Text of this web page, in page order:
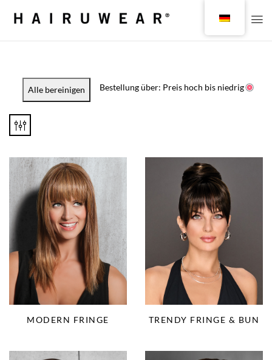
Alle bereinigen Bestellung über: Preis hoch bis niedrig
MODERN FRINGE TRENDY FRINGE & BUN